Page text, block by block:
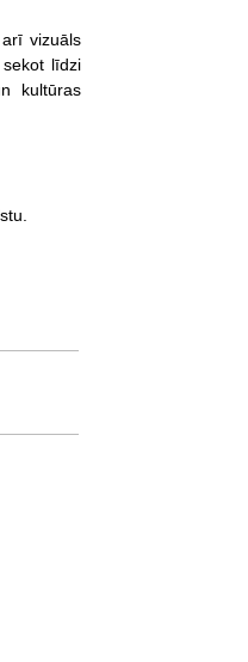
vizuāls
līdzi
kultūras